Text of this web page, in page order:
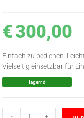
€300,00
Einfach zu bedienen:
Vielseitig einsetzbar für
lagernd
- +